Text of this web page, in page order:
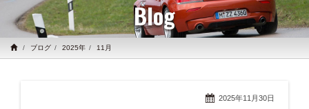
Blog
ブログ 2025年 11月
2025年11月30日